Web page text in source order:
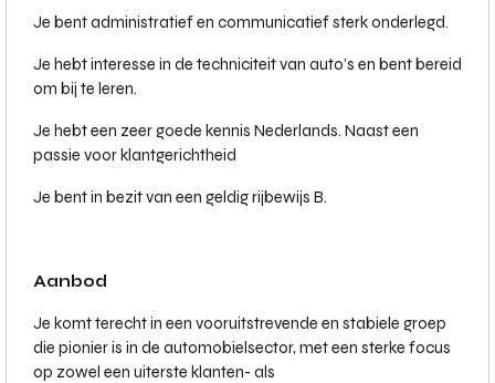
Je bent administratief en communicatief sterk onderlegd.
Je hebt interesse in de techniciteit van auto’s en bent bereid
om bij te leren.
Je hebt een zeer goede kennis Nederlands. Naast een
passie voor klantgerichtheid
Je bent in bezit van een geldig rijbewijs B.
Aanbod
Je komt terecht in een vooruitstrevende en stabiele groep
die pionier is in de automobielsector, met een sterke focus
op zowel een uiterste klanten- als